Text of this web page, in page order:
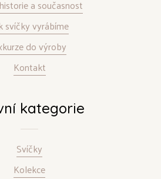
a současnost
svíčky vyrábíme
do výroby
Kontakt
kategorie
Svíčky
Kolekce